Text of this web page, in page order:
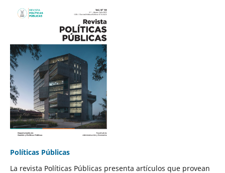
Políticas Públicas
La revista Políticas Públicas presenta artículos que provean